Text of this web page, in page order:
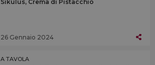
Sikulus, Crema di Pistacchio
26 Gennaio 2024
A TAVOLA